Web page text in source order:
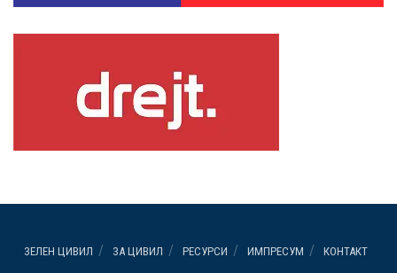
ЗЕЛЕН ЦИВИЛ ЗА ЦИВИЛ РЕСУРСИ ИМПРЕСУМ КОНТАКТ